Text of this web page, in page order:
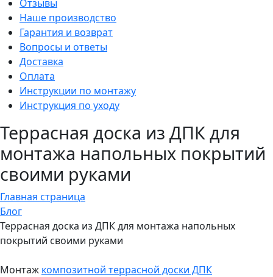
Отзывы
Наше производство
Гарантия и возврат
Вопросы и ответы
Доставка
Оплата
Инструкции по монтажу
Инструкция по уходу
Террасная доска из ДПК для
монтажа напольных покрытий
своими руками
Главная страница
Блог
Террасная доска из ДПК для монтажа напольных
покрытий своими руками
Монтаж композитной террасной доски ДПК